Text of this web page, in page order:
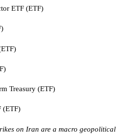
ETF (ETF)
Treasury (ETF)
on Iran are a macro geopolitical